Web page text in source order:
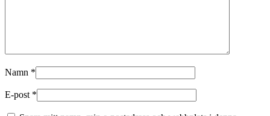
Namn *
E-post *